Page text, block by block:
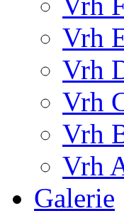
Vrh
Vrh
Vrh
Vrh
Vrh
Galerie